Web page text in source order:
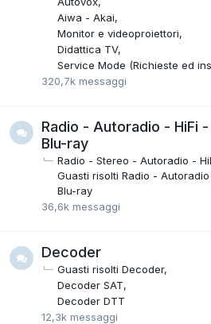
Aiwa - Akai
Monitor e videoproiettori
Didattica TV
Service Mode (Richieste ed
320,7k messaggi
Radio - Autoradio - HiFi
Blu-ray
Radio - Stereo - Autoradio -
Guasti risolti Radio -
Blu-ray
36,6k messaggi
Decoder
Guasti risolti Decoder
Decoder SAT
Decoder DTT
12,3k messaggi